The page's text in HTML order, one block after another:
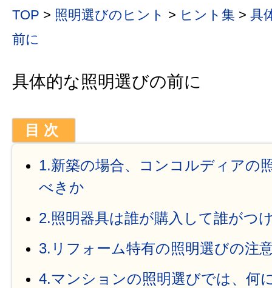
TOP > 照明選びのヒント > ヒント集 > 具
前に
具体的な照明選びの前に
1.新築の場合、コンコルディアの
べきか
2.照明器具は誰が購入して誰がつ
3.リフォーム特有の照明選びの注
4.マンションの照明選びでは、何